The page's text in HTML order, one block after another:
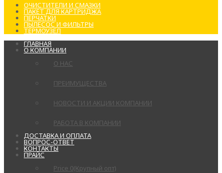
ОЧИСТИТЕЛИ И СМАЗКИ
ПАКЕТ ДЛЯ КАРТРИДЖА
ПЕРЧАТКИ
ПЫЛЕСОС И ФИЛЬТРЫ
ТЕРМОУЗЕЛ
ГЛАВНАЯ
О КОМПАНИИ
О НАС
ПРЕИМУЩЕСТВА
НОВОСТИ И АКЦИИ КОМПАНИИ
РАБОТА В КОМПАНИИ
ДОСТАВКА И ОПЛАТА
ВОПРОС-ОТВЕТ
КОНТАКТЫ
ПРАЙС
Price 0(Крупный опт)